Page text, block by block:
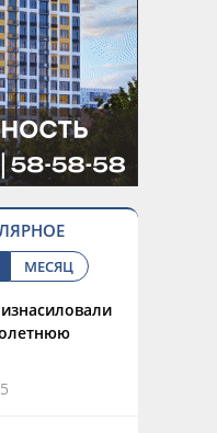
МЕСЯЦ